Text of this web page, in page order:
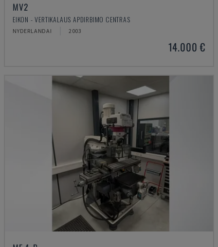
MV2
EIKON - VERTIKALAUS APDIRBIMO CENTRAS
NYDERLANDAI 2003
14.000 €